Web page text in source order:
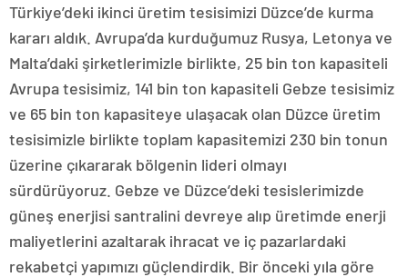
Türkiye’deki ikinci üretim tesisimizi Düzce’de kurma
kararı aldık. Avrupa’da kurduğumuz Rusya, Letonya ve
Malta’daki şirketlerimizle birlikte, 25 bin ton kapasiteli
Avrupa tesisimiz, 141 bin ton kapasiteli Gebze tesisimiz
ve 65 bin ton kapasiteye ulaşacak olan Düzce üretim
tesisimizle birlikte toplam kapasitemizi 230 bin tonun
üzerine çıkararak bölgenin lideri olmayı
sürdürüyoruz. Gebze ve Düzce’deki tesislerimizde
güneş enerjisi santralini devreye alıp üretimde enerji
maliyetlerini azaltarak ihracat ve iç pazarlardaki
rekabetçi yapımızı güçlendirdik. Bir önceki yıla göre